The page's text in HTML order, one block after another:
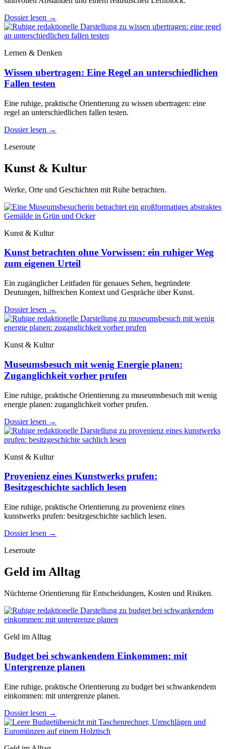
Dossier lesen →
Lernen & Denken
Wissen ubertragen: Eine Regel an unterschiedlichen
Fallen testen
Eine ruhige, praktische Orientierung zu wissen ubertragen: eine
regel an unterschiedlichen fallen testen.
Dossier lesen →
Leseroute
Kunst & Kultur
Werke, Orte und Geschichten mit Ruhe betrachten.
Kunst & Kultur
Kunst betrachten ohne Vorwissen: ein ruhiger Weg
zum eigenen Urteil
Ein zugänglicher Leitfaden für genaues Sehen, begründete
Deutungen, hilfreichen Kontext und Gespräche über Kunst.
Dossier lesen →
Kunst & Kultur
Museumsbesuch mit wenig Energie planen:
Zuganglichkeit vorher prufen
Eine ruhige, praktische Orientierung zu museumsbesuch mit wenig
energie planen: zuganglichkeit vorher prufen.
Dossier lesen →
Kunst & Kultur
Provenienz eines Kunstwerks prufen:
Besitzgeschichte sachlich lesen
Eine ruhige, praktische Orientierung zu provenienz eines
kunstwerks prufen: besitzgeschichte sachlich lesen.
Dossier lesen →
Leseroute
Geld im Alltag
Nüchterne Orientierung für Entscheidungen, Kosten und Risiken.
Geld im Alltag
Budget bei schwankendem Einkommen: mit
Untergrenze planen
Eine ruhige, praktische Orientierung zu budget bei schwankendem
einkommen: mit untergrenze planen.
Dossier lesen →